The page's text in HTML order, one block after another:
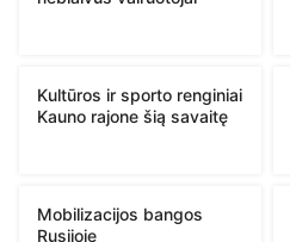
Kultūros ir sporto renginiai
Kauno rajone šią savaitę
Mobilizacijos bangos
Rusijoje